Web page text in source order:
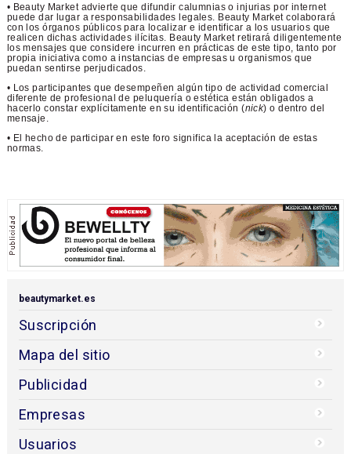
• Beauty Market advierte que difundir calumnias o injurias por internet
puede dar lugar a responsabilidades legales. Beauty Market colaborará
con los órganos públicos para localizar e identificar a los usuarios que
realicen dichas actividades ilícitas. Beauty Market retirará diligentemente
los mensajes que considere incurren en prácticas de este tipo, tanto por
propia iniciativa como a instancias de empresas u organismos que
puedan sentirse perjudicados.
• Los participantes que desempeñen algún tipo de actividad comercial
diferente de profesional de peluquería o estética están obligados a
hacerlo constar explícitamente en su identificación (nick) o dentro del
mensaje.
• El hecho de participar en este foro significa la aceptación de estas
normas.
beautymarket.es
Suscripción
Mapa del sitio
Publicidad
Empresas
Usuarios